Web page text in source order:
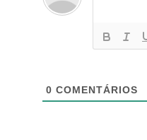
0 COMENTÁRIOS